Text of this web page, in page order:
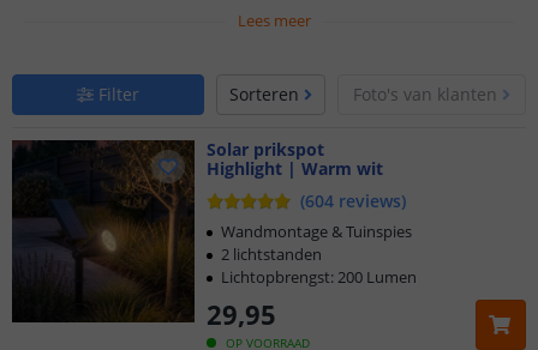
Licht objecten uit in uw tuin met een solar spot
Diverse modellen met uitgebreide instelmogelijkheden
Lees meer
Filter Sorteren Foto's van klanten
Solar prikspot
Highlight | Warm wit
(604 reviews)
OP VOORRAAD
29,95
Wandmontage & Tuinspies
2 lichtstanden
Lichtopbrengst: 200 Lumen